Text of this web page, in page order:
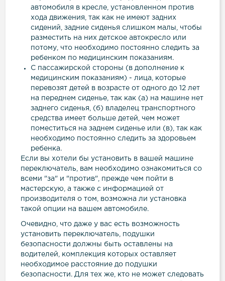
автомобиля в кресле, установленном против
хода движения, так как не имеют задних
сидений, задние сиденья слишком малы, чтобы
разместить на них детское автокресло или
потому, что необходимо постоянно следить за
ребенком по медицинским показаниям.
С пассажирской стороны (в дополнение к
медицинским показаниям) - лица, которые
перевозят детей в возрасте от одного до 12 лет
на переднем сиденье, так как (а) на машине нет
заднего сиденья, (б) владелец транспортного
средства имеет больше детей, чем может
поместиться на заднем сиденье или (в), так как
необходимо постоянно следить за здоровьем
ребенка.
Если вы хотели бы установить в вашей машине
переключатель, вам необходимо ознакомиться со
всеми "за" и "против", прежде чем пойти в
мастерскую, а также с информацией от
производителя о том, возможна ли установка
такой опции на вашем автомобиле.
Очевидно, что даже у вас есть возможность
установить переключатель, подушки
безопасности должны быть оставлены на
водителей, комплекция которых оставляет
необходимое расстояние до подушки
безопасности. Для тех же, кто не может следовать